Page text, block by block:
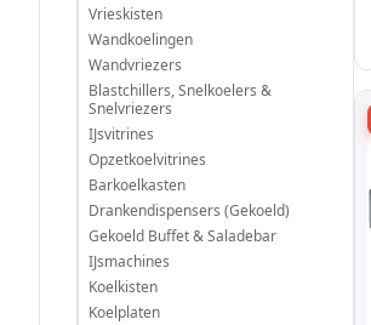
Vrieskisten
Wandkoelingen
Wandvriezers
Blastchillers, Snelkoelers &
Snelvriezers
IJsvitrines
Opzetkoelvitrines
Barkoelkasten
Drankendispensers (Gekoeld)
Gekoeld Buffet & Saladebar
IJsmachines
Koelkisten
Koelplaten